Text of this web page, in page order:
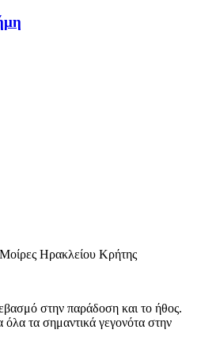
Ηρακλείου Κρήτης
στην παράδοση και το ήθος.
όλα τα σημαντικά γεγονότα στην